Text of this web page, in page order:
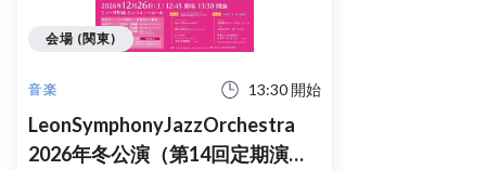
音楽 13:30 開始
LeonSymphonyJazzOrchestra
2026年冬公演（第14回定期演奏
会場 (関東)